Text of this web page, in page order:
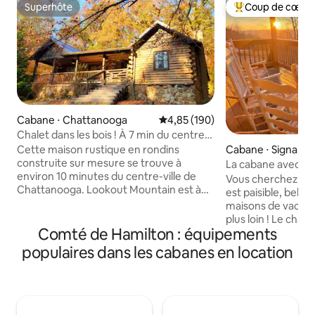
Superhôte
Superhôte
Cabane ⋅ Chattanooga Évaluation moyenne sur la
4,85 (190)
Chalet dans les bois ! À 7 min du centre-
ville !
Cette maison rustique en rondins
construite sur mesure se trouve à
environ 10 minutes du centre-ville de
Chattanooga. Lookout Mountain est à
Beaucoup de grandes pièces pour se
détendre et un coin enfants ! Nous
avons plusieurs fauteuils à bascule
Coups de cœur
Coup de cœur
Cabane ⋅ Signal
La cabane avec
lit king size
Vous cherchez
est paisible, belle
maisons de
plus loin ! Le
entièrement
C'est aussi l'un
pittoresques du
Comté de Hamilton : équipements
populaires dans les cabanes en location